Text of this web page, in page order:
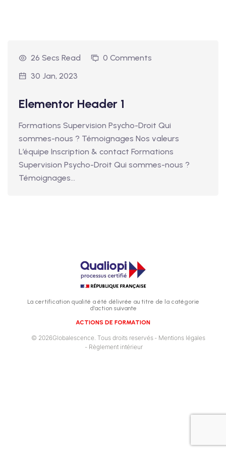
26 Secs Read
0 Comments
30 Jan, 2023
Elementor Header 1
Formations Supervision Psycho-Droit Qui
sommes-nous ? Témoignages Nos valeurs
L’équipe Inscription & contact Formations
Supervision Psycho-Droit Qui sommes-nous ?
Témoignages…
La certification qualité a été délivrée au titre de la catégorie
d’action suivante
ACTIONS DE FORMATION
© 2026Globalescence. Tous droits reservés - Mentions légales
- Règlement intérieur